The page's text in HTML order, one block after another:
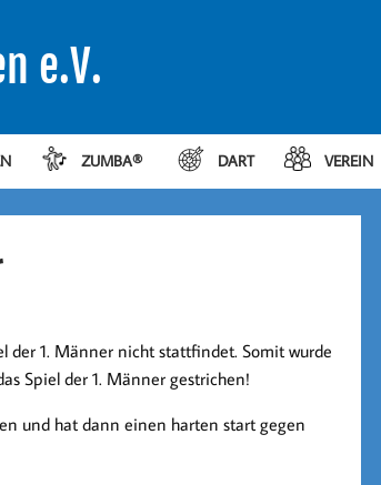
e.V.
ZUMBA® DART VEREIN
der 1. Männer nicht stattfindet. Somit wurde
Spiel der 1. Männer gestrichen!
und hat dann einen harten start gegen